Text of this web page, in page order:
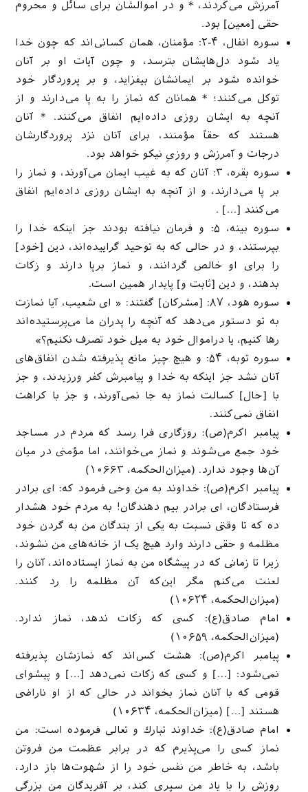
آمرزش مى‌كردند، * و در اموالشان براى سائل و محروم
حقى [معین‌] بود.
سوره انفال، ۴-۲: مؤمنان، همان كسانى‌اند كه چون خدا
یاد شود دل‌هایشان بترسد، و چون آیات او بر آنان
خوانده شود بر ایمانشان بیفزاید، و بر پروردگار خود
توكل مى‌كنند؛ * همانان كه نماز را به پا مى‌دارند و از
آنچه به ایشان روزى داده‌ایم انفاق مى‌كنند. * آنان
هستند كه حقاً مؤمنند، براى آنان نزد پروردگارشان
درجات و آمرزش و روزىِ نیكو خواهد بود.
سوره بقره، ۳: آنان كه به غیب ایمان مى‌آورند، و نماز را
بر پا مى‌دارند، و از آنچه به ایشان روزى داده‌ایم انفاق
مى‌كنند […] .
سوره بینه، ۵: و فرمان نیافته بودند جز اینكه خدا را
بپرستند، و در حالى كه به توحید گراییده‌اند، دین [خود]
را براى او خالص گردانند، و نماز برپا دارند و زكات
بدهند، و دین [ثابت و] پایدار همین است.
سوره هود، ۸۷: [مشرکان] گفتند: « ای شعیب، آیا نمازت
به تو دستور می‌دهد که آنچه را پدران ما می‌پرستیده‌اند
رها‌ کنیم، یا در‌اموال خود به میل خود تصرف نکنیم؟»
سوره توبه، ۵۴: و هیچ چیز مانع پذیرفته شدن انفاق‌هاى
آنان نشد جز اینكه به خدا و پیامبرش كفر ورزیدند، و جز
با [حال‌] كسالت نماز به جا نمى‌آورند، و جز با كراهت
انفاق نمى‌كنند.
پیامبر اکرم(ص): روزگاری فرا رسد که مردم در مساجد
خود جمع می‌شوند و نماز می‌خوانند، اما مؤمنی در میان
آن‌ها وجود ندارد. (میزان‌الحکمه، ۱۰۶۶۳)
پیامبر اکرم(ص): خداوند به من وحی فرمود که: ای برادر
فرستادگان، ای برادر بیم دهندگان! به مردم خود هشدار
ده که تا وقتی نسبت به یکی از بندگان من به گردن خود
مظلمه و حقی دارند وارد هیچ یک از خانه‌های من نشوند،
زیرا تا زمانی که در پیشگاه من به نماز ایستاده‌اند، آنان را
لعنت می‌کنم مگر این‌که آن مظلمه را رد کنند.
(میزان‌الحکمه، ۱۰۶۲۴)
امام صادق(ع): کسی که زکات ندهد، نماز ندارد.
(میزان‌الحکمه، ۱۰۶۵۹)
پیامبر اکرم(ص): هشت کس‌اند که نمازشان پذیرفته
نمی‌شود: […] و کسی که زکات نمی‌دهد […] و پیشوای
قومی که با آنان نماز بخواند در حالی که از او ناراضی
هستند […] (میزان‌الحکمه، ۱۰۶۳۴)
امام صادق(ع): خداوند تبارك و تعالى فرموده است: من
نماز كسى را مى‌پذیرم كه در برابر عظمت من فروتن
باشد، به خاطر من نفس خود را از شهوت‌ها باز دارد،
روزش را با یاد من سپرى كند، بر آفریدگان من بزرگى